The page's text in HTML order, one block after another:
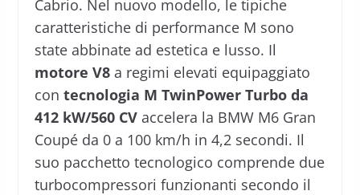
Cabrio. Nel nuovo modello, le tipiche
caratteristiche di performance M sono
state abbinate ad estetica e lusso. Il
motore V8a regimi elevati equipaggiato
con tecnologia M TwinPower Turbo da
412 kW/560 CVaccelera la BMW M6 Gran
Coupé da 0 a 100 km/h in 4,2 secondi. Il
suo pacchetto tecnologico comprende due
turbocompressori funzionanti secondo il